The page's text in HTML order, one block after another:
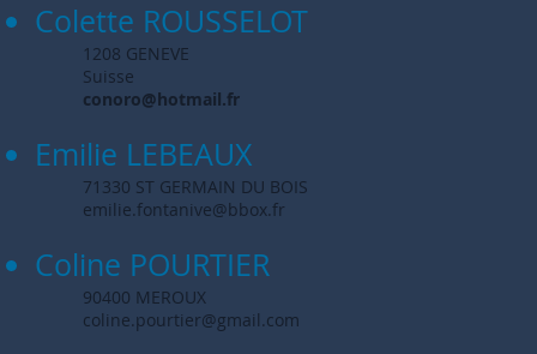
Colette ROUSSELOT
1208 GENEVE
Suisse
conoro@hotmail.fr
Emilie LEBEAUX
71330 ST GERMAIN DU BOIS
emilie.fontanive@bbox.fr
Coline POURTIER
90400 MEROUX
coline.pourtier@gmail.com